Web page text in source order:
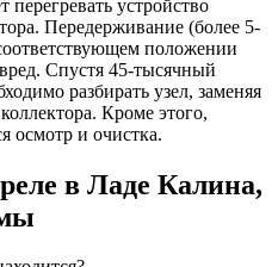
перегревать устройство
Передерживание (более 5-
положении
Спустя 45-тысячный
разбирать узел, заменяя
Кроме этого,
осмотр и очистка.
в Ладе Калина,